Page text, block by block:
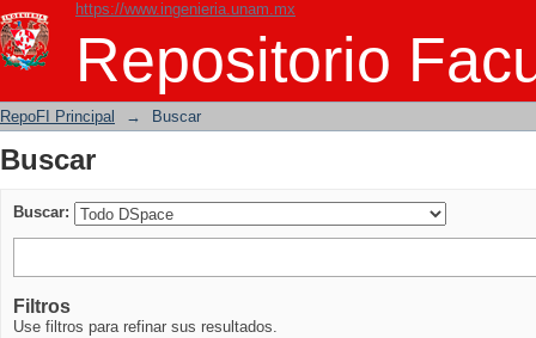
https://www.ingenieria.unam.mx
Repositorio
Buscar
RepoFI Principal → Buscar
Buscar
Buscar:
Filtros
Use filtros para refinar sus resultados.